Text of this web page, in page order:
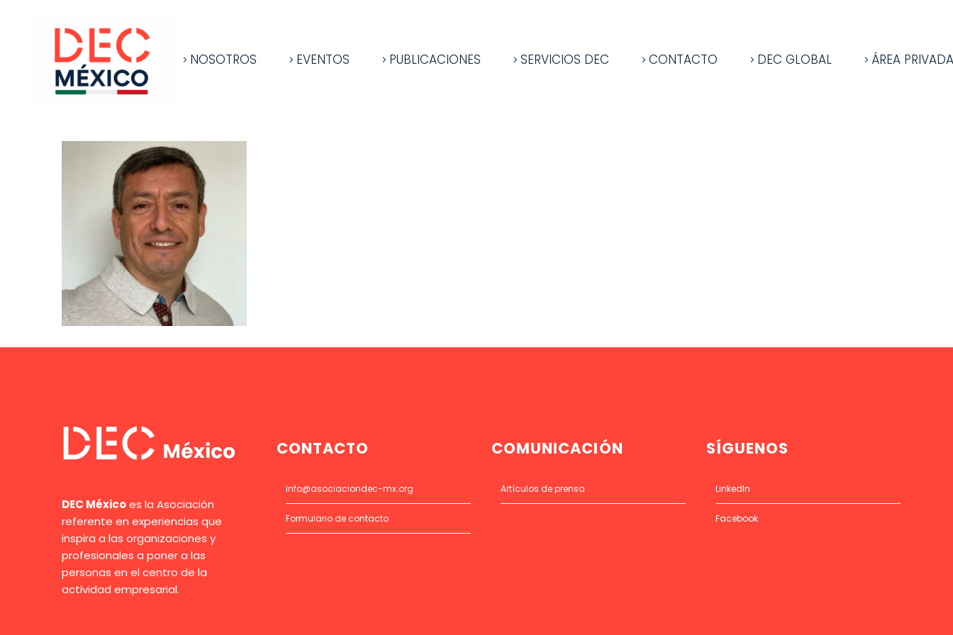
NOSOTROS EVENTOS PUBLICACIONES SERVICIOS DEC CONTACTO DEC GLOBAL ÁREA PRIVADA
DEC Méxicoes la Asociación
referente en experiencias que
inspira a las organizaciones y
profesionales a poner a las
personas en el centro de la
actividad empresarial.
CONTACTO
info@asociaciondec-mx.org
Formulario de contacto
COMUNICACIÓN
Artículos de prensa
SÍGUENOS
LinkedIn
Facebook